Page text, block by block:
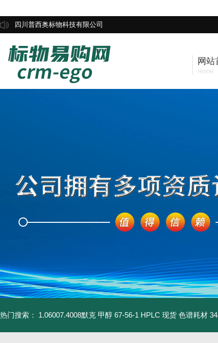
四川普西奥标物科技有限公司
网站
Home
热门搜索： 1.06007.4008默克 甲醇 67-56-1 HPLC 现货 色谱耗材